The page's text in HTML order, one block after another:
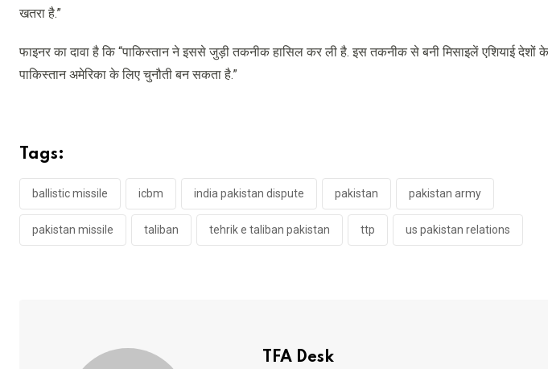
खतरा है.”
फाइनर का दावा है कि “पाकिस्तान ने इससे जुड़ी तकनीक हासिल कर ली है. इस तकनीक से बनी मिसाइलें एशियाई
पाकिस्तान अमेरिका के लिए चुनौती बन सकता है.”
Tags:
ballistic missile icbm india pakistan dispute pakistan pakistan army
pakistan missile taliban tehrik e taliban pakistan ttp us pakistan relations
TFA Desk